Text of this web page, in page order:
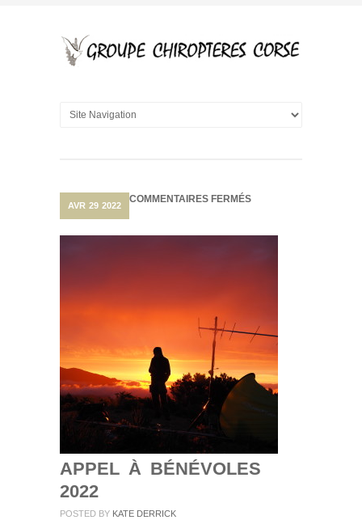
AVR 29 2022
COMMENTAIRES FERMÉSSUR
APPEL À BÉNÉVOLES
2022
POSTED BY KATE DERRICK